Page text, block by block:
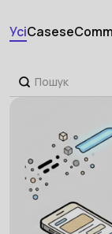
УсіCases